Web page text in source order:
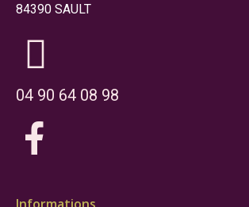
84390 SAULT
04 90 64 08 98
Informations